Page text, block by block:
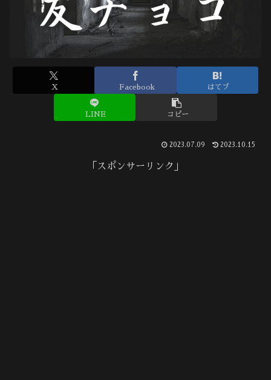
X Facebook はてブ
LINE コピー
2023.07.09 2023.10.15
「スポンサーリンク」